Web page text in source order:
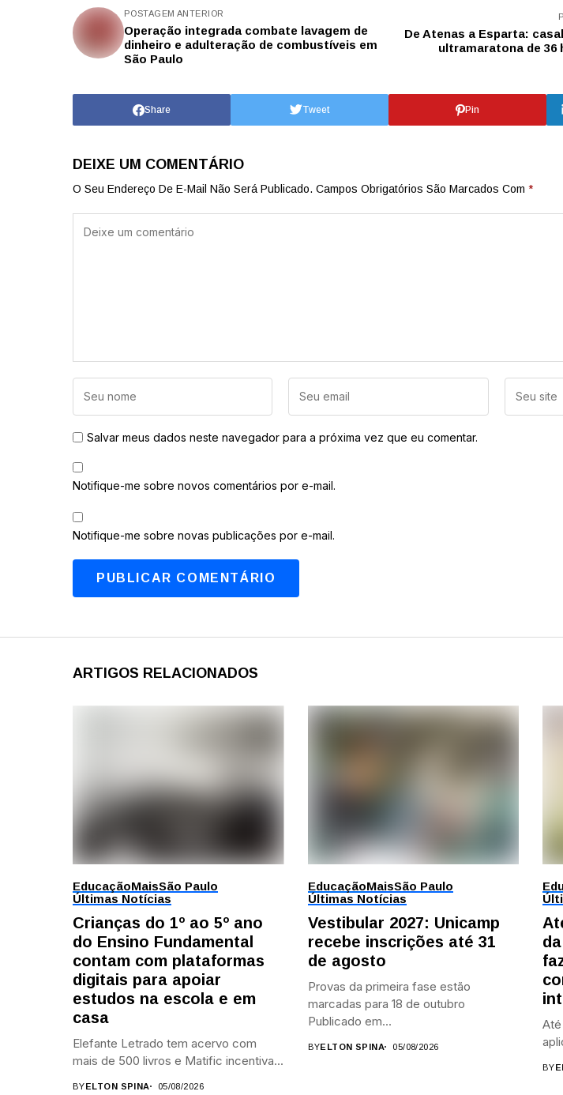
POSTAGEM ANTERIOR
Operação integrada combate lavagem de
dinheiro e adulteração de combustíveis em
São Paulo
De Atenas a Esparta:
ultramaratona de 36
Share Tweet Pin
DEIXE UM COMENTÁRIO
O Seu Endereço De E-Mail Não Será Publicado. Campos Obrigatórios São Marcados Com *
Salvar meus dados neste navegador para a próxima vez que eu comentar.
Notifique-me sobre novos comentários por e-mail.
Notifique-me sobre novas publicações por e-mail.
ARTIGOS RELACIONADOS
EducaçãoMaisSão Paulo
Últimas Notícias
Crianças do 1º ao 5º ano
do Ensino Fundamental
contam com plataformas
digitais para apoiar
estudos na escola e em
casa
Elefante Letrado tem acervo com
mais de 500 livros e Matific incentiva...
BYELTON SPINA 05/08/2026
EducaçãoMaisSão Paulo
Últimas Notícias
Vestibular 2027: Unicamp
recebe inscrições até 31
de agosto
Provas da primeira fase estão
marcadas para 18 de outubro
Publicado em...
BYELTON SPINA 05/08/2026
BY